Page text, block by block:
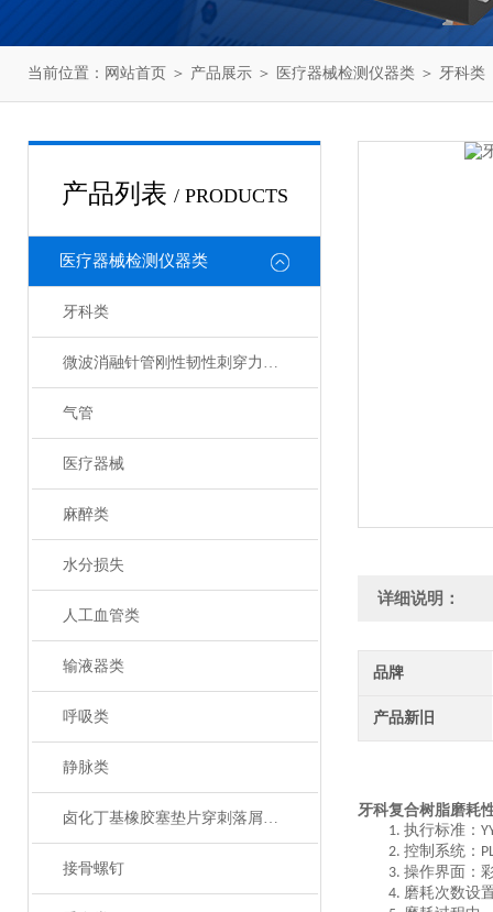
当前位置： 网站首页 ＞ 产品展示 ＞ 医疗器械检测仪器类 ＞ 牙科类
产品列表 / PRODUCTS
医疗器械检测仪器类
牙科类
微波消融针管刚性韧性刺穿力测试仪
气管
医疗器械
麻醉类
水分损失
人工血管类
输液器类
呼吸类
静脉类
卤化丁基橡胶塞垫片穿刺落屑和穿刺力测试仪
接骨螺钉
详细说明：
品牌
产品新旧
牙科复合树脂磨耗
1. 执行标准：
2. 控制系统：
3. 操作界面：
4. 磨耗次数设